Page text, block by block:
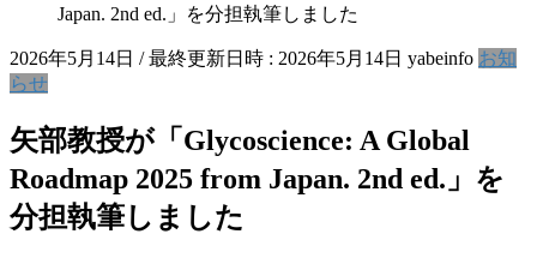
Japan. 2nd ed.」を分担執筆しました
2026年5月14日 / 最終更新日時 : 2026年5月14日 yabeinfo お知
らせ
矢部教授が「Glycoscience: A Global
Roadmap 2025 from Japan. 2nd ed.」を
分担執筆しました